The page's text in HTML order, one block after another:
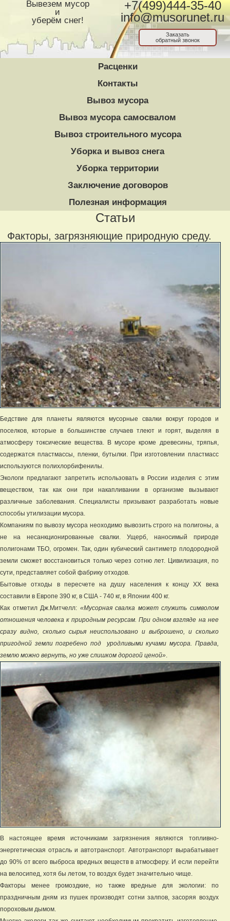
Вывезем мусор
и
уберём снег!
+7(499)444-35-40
info@musorunet.ru
Заказать
обратный звонок
Расценки
Контакты
Вывоз мусора
Вывоз мусора самосвалом
Вывоз строительного мусора
Уборка и вывоз снега
Уборка территории
Заключение договоров
Полезная информация
Статьи
Факторы, загрязняющие природную среду.
Бедствие для планеты являются мусорные свалки вокруг городов и
поселков, которые в большинстве случаев тлеют и горят, выделяя в
атмосферу токсические вещества. В мусоре кроме древесины, тряпья,
содержатся пластмассы, пленки, бутылки. При изготовлении пластмасс
используются полихлорбифенилы.
Экологи предлагают запретить использовать в России изделия с этим
веществом, так как они при накапливании в организме вызывают
различные заболевания. Специалисты призывают разработать новые
способы утилизации мусора.
Компаниям по вывозу мусора неоходимо вывозить строго на полигоны, а
не на несанкционированные свалки. Ущерб, наносимый природе
полигонами ТБО, огромен. Так, один кубический сантиметр плодородной
земли сможет восстановиться только через сотню лет. Цивилизация, по
сути, представляет собой фабрику отходов.
Бытовые отходы в пересчете на душу населения к концу ХХ века
составили в Европе 390 кг, в США - 740 кг, в Японии 400 кг.
Как отметил Дж.Митчелл: «Мусорная свалка может служить символом
отношения человека к природным ресурсам. При одном взгляде на нее
сразу видно, сколько сырья неиспользовано и выброшено, и сколько
пригодной земли погребено под уродливыми кучами мусора. Правда,
землю можно вернуть, но уже слишком дорогой ценой».
В настоящее время источниками загрязнения являются топливно-
энергетическая отрасль и автотранспорт. Автотранспорт вырабатывает
до 90% от всего выброса вредных веществ в атмосферу. И если перейти
на велосипед, хотя бы летом, то воздух будет значительно чище.
Факторы менее громоздкие, но также вредные для экологии: по
праздничным дням из пушек производят сотни залпов, засоряя воздух
пороховым дымом.